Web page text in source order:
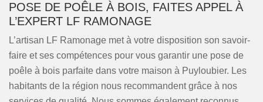
POSE DE POÊLE À BOIS, FAITES APPEL À
L’EXPERT LF RAMONAGE
L’artisan LF Ramonage met à votre disposition son savoir-
faire et ses compétences pour vous garantir une pose de
poêle à bois parfaite dans votre maison à Puyloubier. Les
habitants de la région nous recommandent grâce à nos